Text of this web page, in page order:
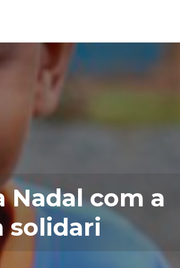
Nadal com a
solidari